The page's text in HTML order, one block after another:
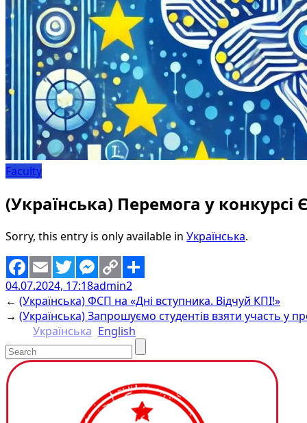
Faculty
(Українська) Перемога у конкурсі
Sorry, this entry is only available in Українська.
Facebook
EmailTwitterMessenger
Copy
Link
Share
04.07.2024, 17:18admin2
← (Українська) ФСП на «Дні вступника. Відчуй КПІ!»
→ (Українська) Запрошуємо студентів взяти участь у
Українська English